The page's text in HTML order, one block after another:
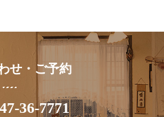
せ・ご予約
36-7771